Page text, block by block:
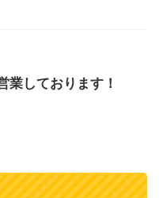
しております！